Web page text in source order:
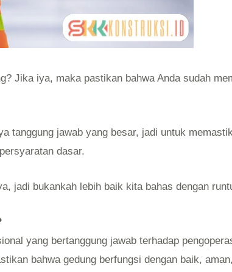
Jika iya, maka pastikan bahwa Anda sudah
tanggung jawab yang besar, jadi untuk
dasar.
jadi bukankah lebih baik kita bahas dengan
yang bertanggung jawab terhadap
bahwa gedung berfungsi dengan baik,